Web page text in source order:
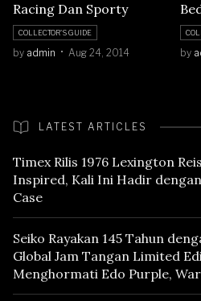
Racing Dan Sporty
COLLECTOR'S GUIDE
by admin Aug 24, 2014 by
LATEST ARTICLES
Timex Rilis 1976 Lexington
Inspired, Kali Ini Hadir
Case
Seiko Rayakan 145 Tahun
Global Jam Tangan Limited
Menghormati Edo Purple,
Mencerminkan Warisan Tokyo